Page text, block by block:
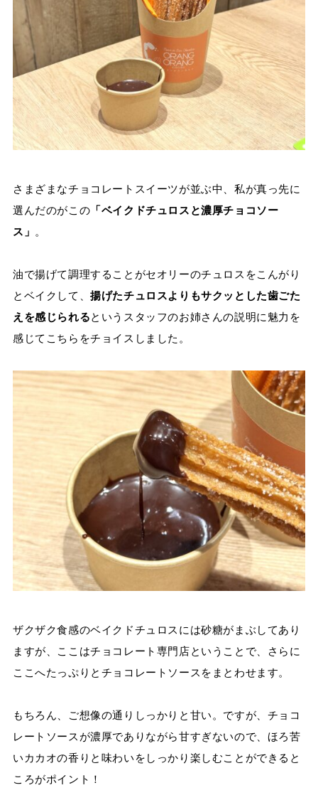
さまざまなチョコレートスイーツが並ぶ中、私が真っ先に
選んだのがこの 「ベイクドチュロスと濃厚チョコソー
ス」 。
油で揚げて調理することがセオリーのチュロスをこんがり
とベイクして、揚げたチュロスよりもサクッとした歯ごた
えを感じられるというスタッフのお姉さんの説明に魅力を
感じてこちらをチョイスしました。
ザクザク食感のベイクドチュロスには砂糖がまぶしてあり
ますが、ここはチョコレート専門店ということで、さらに
ここへたっぷりとチョコレートソースをまとわせます。
もちろん、ご想像の通りしっかりと甘い。ですが、チョコ
レートソースが濃厚でありながら甘すぎないので、ほろ苦
いカカオの香りと味わいをしっかり楽しむことができると
ころがポイント！